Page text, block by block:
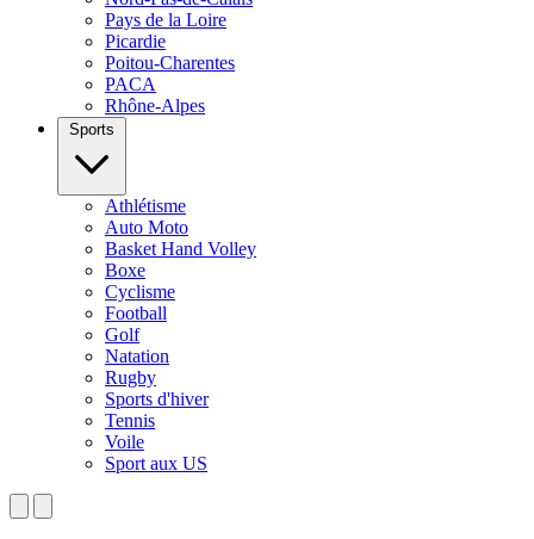
Pays de la Loire
Picardie
Poitou-Charentes
PACA
Rhône-Alpes
Sports
Athlétisme
Auto Moto
Basket Hand Volley
Boxe
Cyclisme
Football
Golf
Natation
Rugby
Sports d'hiver
Tennis
Voile
Sport aux US